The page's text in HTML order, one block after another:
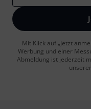
Mit Klick auf „Jetzt
Werbung und einer
Abmeldung ist jederzeit